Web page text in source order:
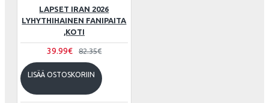
LAPSET IRAN 2026
LYHYTHIHAINEN FANIPAITA
,KOTI
39.99€ 82.35€
LISÄÄ OSTOSKORIIN